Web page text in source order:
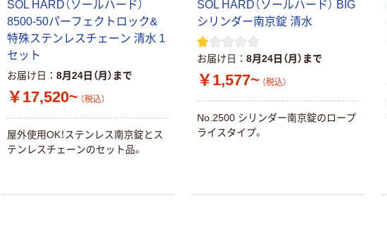
SOL HARD（ソールハード）
8500-50パーフェクトロック&
特殊ステンレスチェーン 清水 1
セット
お届け日 8月24日（月）まで
￥17,520~ （税込）
屋外使用OK！ステンレス南京錠とス
テンレスチェーンのセット品。
SOL HARD（ソールハード） BIG
シリンダー南京錠 清水
お届け日 8月24日（月）まで
￥1,577~ （税込）
No.2500 シリンダー南京錠のロープ
ライスタイプ。